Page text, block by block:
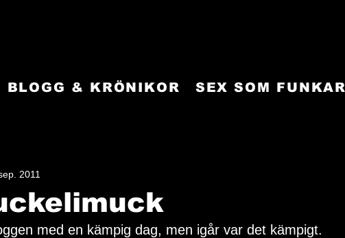
BLOGG & KRÖNIKOR SEX SOM FUNKAR
2011
med en kämpig dag, men igår var det kämpigt.